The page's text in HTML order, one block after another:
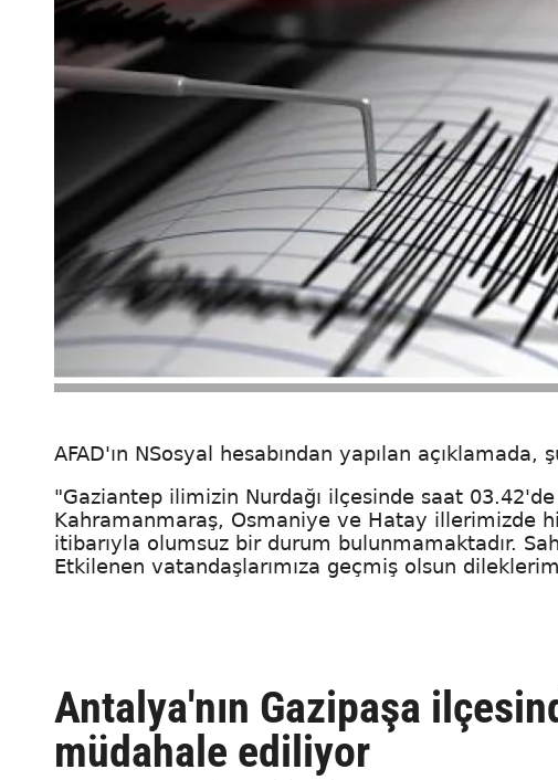
AFAD'ın NSosyal hesabından yapılan açıklamada,
"Gaziantep ilimizin Nurdağı ilçesinde saat
Kahramanmaraş, Osmaniye ve Hatay illerimizde
itibarıyla olumsuz bir durum bulunmamaktadır.
Etkilenen vatandaşlarımıza geçmiş olsun
Antalya'nın Gazipaşa
müdahale ediliyor